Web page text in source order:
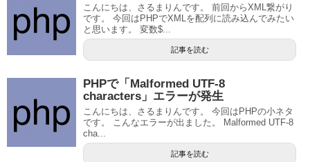
こんにちは、さるまりんです。 前回からXML繋がり
です。 今回はPHPでXMLを配列に読み込んでみたい
と思います。 変数$...
記事を読む
PHPで「Malformed UTF-8
characters」エラーが発生
こんにちは、さるまりんです。 今回はPHPの小ネタ
です。 こんなエラーが出ました。 Malformed UTF-8
cha...
記事を読む